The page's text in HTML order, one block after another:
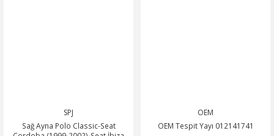
SPJ
Sağ Ayna Polo Classic-Seat
OEM
OEM Tespit Yayı 012141741